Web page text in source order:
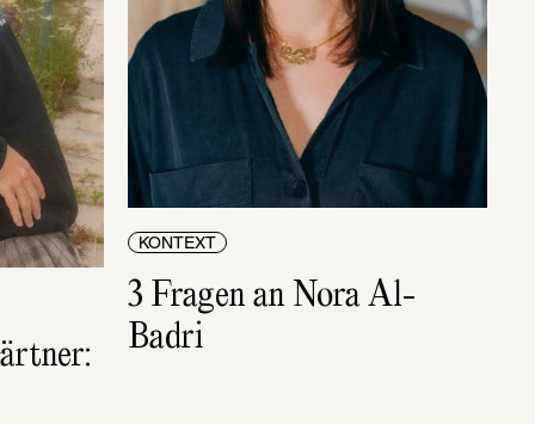
KONTEXT
3 Fragen an Nora Al-
Badri